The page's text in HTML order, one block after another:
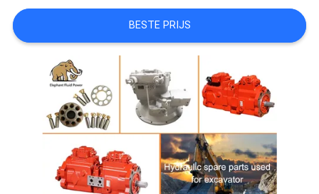
BESTE PRIJS